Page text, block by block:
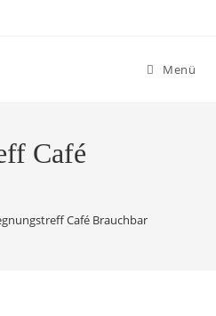
Menü
Café
Café Brauchbar